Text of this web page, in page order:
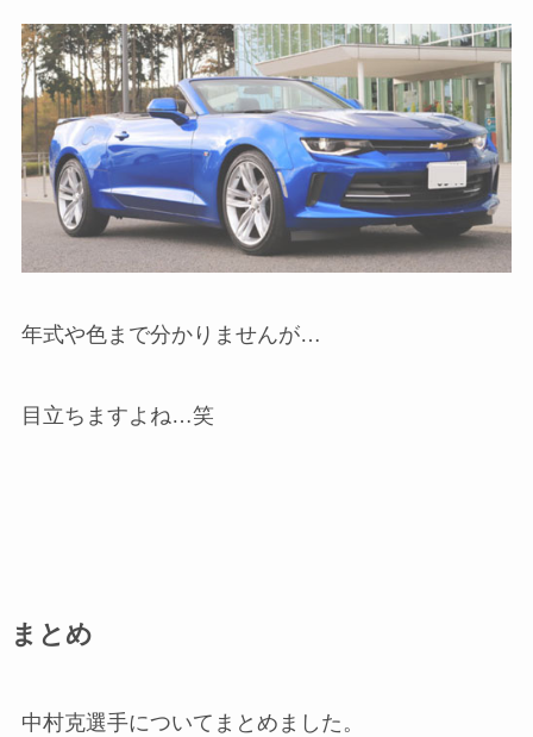
年式や色まで分かりませんが…
目立ちますよね…笑
まとめ
中村克選手についてまとめました。